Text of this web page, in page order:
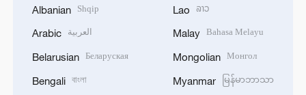
Albanian Shqip
Arabic العربية
Belarusian Беларуская
Bengali বাংলা
Lao ລາວ
Malay Bahasa Melayu
Mongolian Монгол
Myanmar မြန်မာဘာသာ